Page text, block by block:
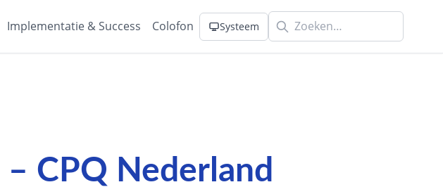
Implementatie & Success Colofon Systeem
CPQ Nederland